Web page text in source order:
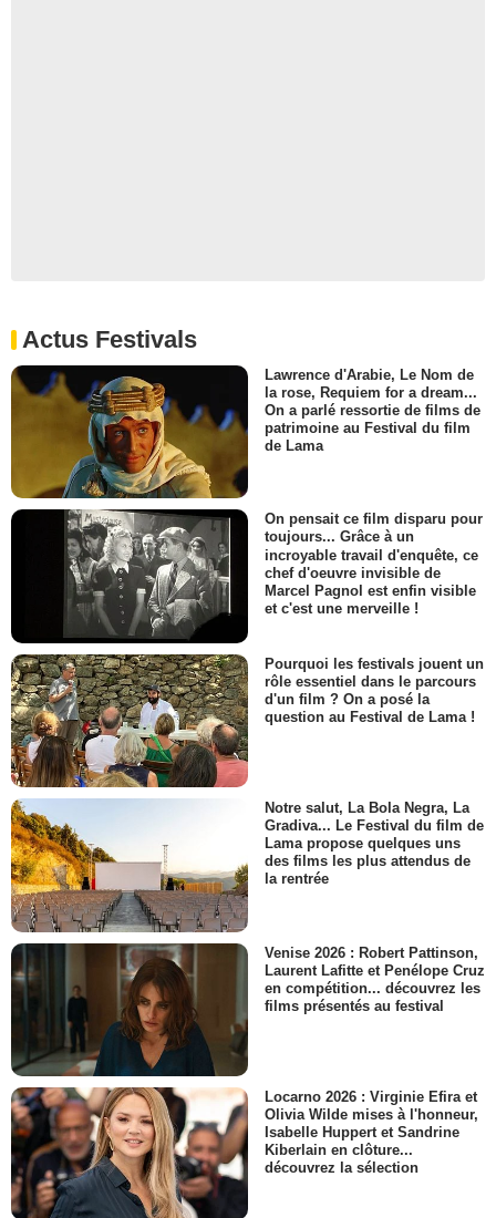
Actus Festivals
Lawrence d'Arabie, Le Nom de
la rose, Requiem for a dream...
On a parlé ressortie de films de
patrimoine au Festival du film
de Lama
On pensait ce film disparu pour
toujours... Grâce à un
incroyable travail d'enquête, ce
chef d'oeuvre invisible de
Marcel Pagnol est enfin visible
et c'est une merveille !
Pourquoi les festivals jouent un
rôle essentiel dans le parcours
d'un film ? On a posé la
question au Festival de Lama !
Notre salut, La Bola Negra, La
Gradiva... Le Festival du film de
Lama propose quelques uns
des films les plus attendus de
la rentrée
Venise 2026 : Robert Pattinson,
Laurent Lafitte et Penélope Cruz
en compétition... découvrez les
films présentés au festival
Locarno 2026 : Virginie Efira et
Olivia Wilde mises à l'honneur,
Isabelle Huppert et Sandrine
Kiberlain en clôture...
découvrez la sélection